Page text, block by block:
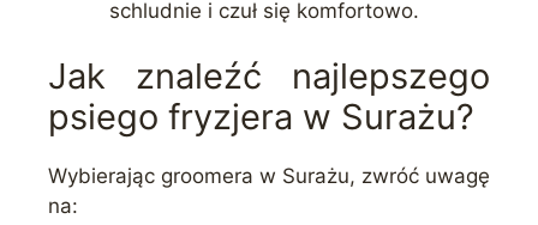
schludnie i czuł się komfortowo.
Jak znaleźć najlepszego
psiego fryzjera w Surażu?
Wybierając groomera w Surażu, zwróć uwagę
na: